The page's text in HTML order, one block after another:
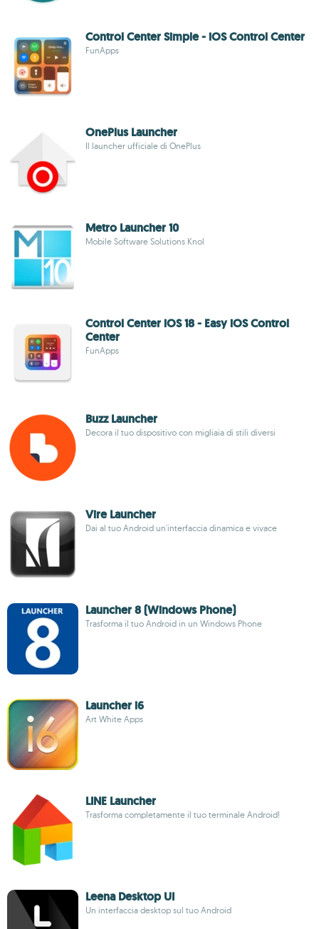
Control Center Simple - iOS Control Center
FunApps
OnePlus Launcher
Il launcher ufficiale di OnePlus
Metro Launcher 10
Mobile Software Solutions Knol
Control Center iOS 18 - Easy iOS Control
Center
FunApps
Buzz Launcher
Decora il tuo dispositivo con migliaia di stili diversi
Vire Launcher
Dai al tuo Android un'interfaccia dinamica e vivace
Launcher 8 (Windows Phone)
Trasforma il tuo Android in un Windows Phone
Launcher i6
Art White Apps
LINE Launcher
Trasforma completamente il tuo terminale Android!
Leena Desktop UI
Un interfaccia desktop sul tuo Android